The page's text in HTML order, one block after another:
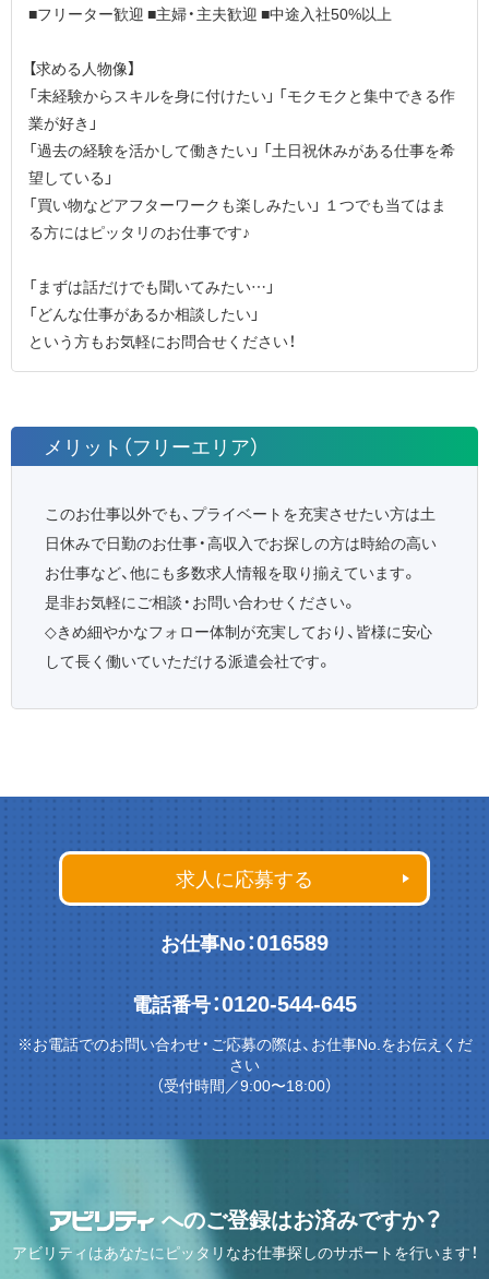
■フリーター歓迎 ■主婦・主夫歓迎 ■中途入社50%以上
【求める人物像】
「未経験からスキルを身に付けたい」 「モクモクと集中できる作
業が好き」
「過去の経験を活かして働きたい」 「土日祝休みがある仕事を希
望している」
「買い物などアフターワークも楽しみたい」 １つでも当てはま
る方にはピッタリのお仕事です♪
「まずは話だけでも聞いてみたい…」
「どんな仕事があるか相談したい」
という方もお気軽にお問合せください！
メリット（フリーエリア）
このお仕事以外でも、プライベートを充実させたい方は土
日休みで日勤のお仕事・高収入でお探しの方は時給の高い
お仕事など、他にも多数求人情報を取り揃えています。
是非お気軽にご相談・お問い合わせください。
◇きめ細やかなフォロー体制が充実しており、皆様に安心
して長く働いていただける派遣会社です。
求人に応募する
お仕事No：016589
電話番号：0120-544-645
※お電話でのお問い合わせ・ご応募の際は、お仕事No.をお伝えくだ
さい
（受付時間／9:00〜18:00）
へのご登録はお済みですか？
アビリティはあなたにピッタリなお仕事探しのサポートを行います！